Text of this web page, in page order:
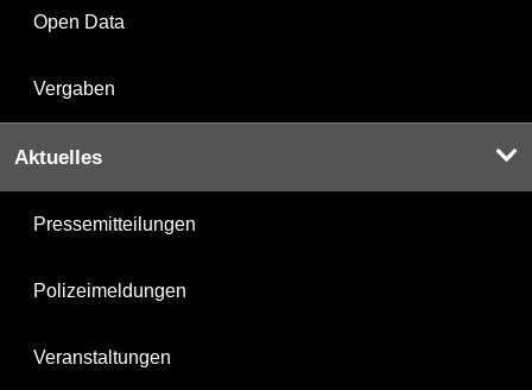
Open Data
Vergaben
Aktuelles
Pressemitteilungen
Polizeimeldungen
Veranstaltungen